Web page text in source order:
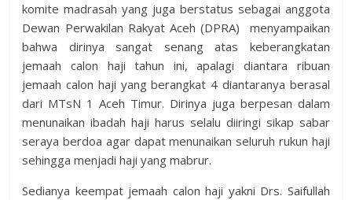
komite madrasah yang juga berstatus sebagai anggota
Dewan Perwakilan Rakyat Aceh (DPRA) menyampaikan
bahwa dirinya sangat senang atas keberangkatan
jemaah calon haji tahun ini, apalagi diantara ribuan
jemaah calon haji yang berangkat 4 diantaranya berasal
dari MTsN 1 Aceh Timur. Dirinya juga berpesan dalam
menunaikan ibadah haji harus selalu diiringi sikap sabar
seraya berdoa agar dapat menunaikan seluruh rukun haji
sehingga menjadi haji yang mabrur.
Sedianya keempat jemaah calon haji yakni Drs. Saifullah